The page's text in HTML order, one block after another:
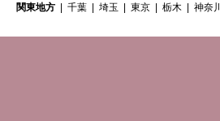
関東地方
千葉 埼玉 東京 栃木 神奈川